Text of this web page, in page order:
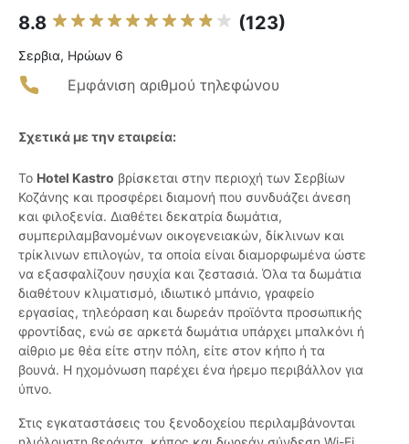
8.8 (123)
Σερβια, Ηρώων 6
Εμφάνιση αριθμού τηλεφώνου
Σχετικά με την εταιρεία:
Το Hotel Kastro βρίσκεται στην περιοχή των Σερβίων
Κοζάνης και προσφέρει διαμονή που συνδυάζει άνεση
και φιλοξενία. Διαθέτει δεκατρία δωμάτια,
συμπεριλαμβανομένων οικογενειακών, δίκλινων και
τρίκλινων επιλογών, τα οποία είναι διαμορφωμένα ώστε
να εξασφαλίζουν ησυχία και ζεστασιά. Όλα τα δωμάτια
διαθέτουν κλιματισμό, ιδιωτικό μπάνιο, γραφείο
εργασίας, τηλεόραση και δωρεάν προϊόντα προσωπικής
φροντίδας, ενώ σε αρκετά δωμάτια υπάρχει μπαλκόνι ή
αίθριο με θέα είτε στην πόλη, είτε στον κήπο ή τα
βουνά. Η ηχομόνωση παρέχει ένα ήρεμο περιβάλλον για
ύπνο.
Στις εγκαταστάσεις του ξενοδοχείου περιλαμβάνονται